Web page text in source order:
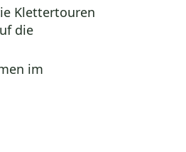
Klettertouren
die
im